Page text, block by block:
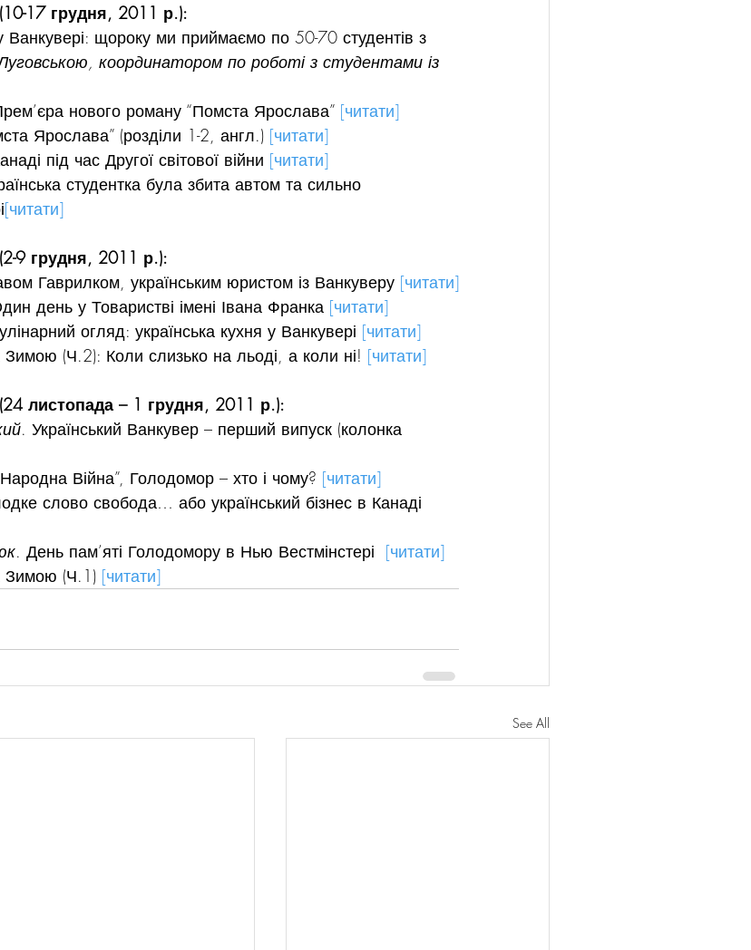
(10-17 грудня, 2011 р.):
щороку ми приймаємо по 50-70 студентів з
координатором по роботі з студентами із
нового роману “Помста Ярослава” [читати]
Ярослава” (розділи 1-2, англ.) [читати]
під час Другої світової війни [читати]
студентка була збита автом та сильно
[читати]
(2-9 грудня, 2011 р.):
Гаврилком, українським юристом із Ванкуверу [читати]
день у Товаристві імені Івана Франка [читати]
огляд: українська кухня у Ванкувері [читати]
Зимою (Ч.2): Коли слизько на льоді, а коли ні! [читати]
(24 листопада – 1 грудня, 2011 р.):
. Український Ванкувер – перший випуск (колонка
Війна”, Голодомор – хто і чому? [читати]
слово свобода… або український бізнес в Канаді
. День пам’яті Голодомору в Нью Вестмінстері [читати]
Зимою (Ч.1) [читати]
See All